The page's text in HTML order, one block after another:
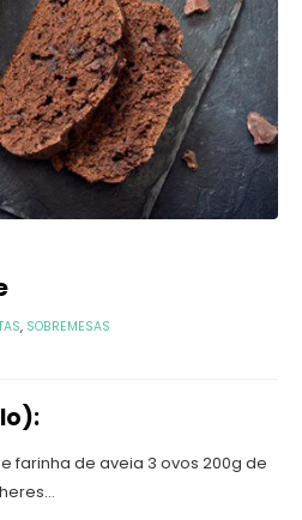
, SOBREMESAS
farinha de aveia 3 ovos 200g de